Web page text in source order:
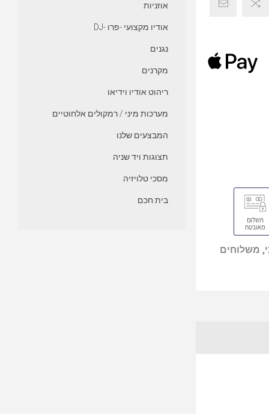
משלוחים
אוזניות
אודיו מקצועי -פרו -DJ
נגנים
מקרנים
ריהוט אודיו וידיאו
מערכות מיני / רמקולים אלחוטיים
המבצעים שלנו
תצוגות ויד שניה
מסכי טלויזיה
בית חכם